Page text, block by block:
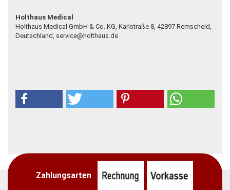
Holthaus Medical
Holthaus Medical GmbH & Co. KG, Karlstraße 8, 42897 Remscheid,
Deutschland, service@holthaus.de
Zahlungsarten